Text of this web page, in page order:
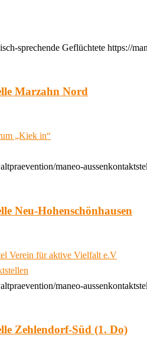
sprechende Geflüchtete https://
Marzahn Nord
„Kiek in“
maneo-
Neu-Hohenschönhausen
Verein für aktive Vielfalt e.V
maneo-
Zehlendorf-Süd (1. Do)